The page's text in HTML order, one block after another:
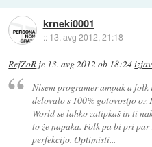
krneki0001
:: 13. avg 2012, 21:18
RejZoR je 13. avg 2012 ob 18:24
Nisem programer ampak a
delovalo s 100% gotovostjo oz
World se lahko zatipkaš in ti
to že napaka. Folk pa bi pri
perfekcijo. Optimisti...